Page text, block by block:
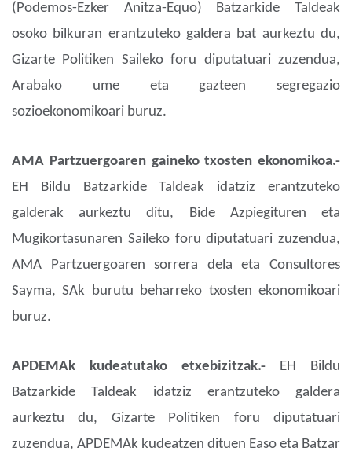
(Podemos-Ezker Anitza-Equo) Batzarkide Taldeak
osoko bilkuran erantzuteko galdera bat aurkeztu du,
Gizarte Politiken Saileko foru diputatuari zuzendua,
Arabako ume eta gazteen segregazio
sozioekonomikoari buruz.
AMA Partzuergoaren gaineko txosten ekonomikoa.-
EH Bildu Batzarkide Taldeak idatziz erantzuteko
galderak aurkeztu ditu, Bide Azpiegituren eta
Mugikortasunaren Saileko foru diputatuari zuzendua,
AMA Partzuergoaren sorrera dela eta Consultores
Sayma, SAk burutu beharreko txosten ekonomikoari
buruz.
APDEMAk kudeatutako etxebizitzak.- EH Bildu
Batzarkide Taldeak idatziz erantzuteko galdera
aurkeztu du, Gizarte Politiken foru diputatuari
zuzendua, APDEMAk kudeatzen dituen Easo eta Batzar